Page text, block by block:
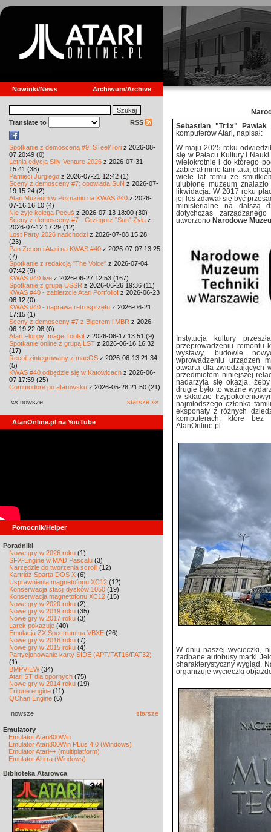
Nowinki/News Archiwum/Archive
Translate to RSS
Spotkanie z demosceną #9: STeel/Tori z 2026-08-
07 20:49 (0)
Letnia edycja Silly Venture 2026 z 2026-07-31
15:41 (38)
Pamięci Jurgiego z 2026-07-21 12:42 (1)
Sceny z demosceny #7: opowiada SuN z 2026-07-
19 15:24 (2)
Atari Muzeum w Poznaniu na KWAS #40 z 2026-
07-16 16:10 (4)
Nie żyje kolega Pecuś z 2026-07-13 18:00 (30)
Sceny z demosceny #7 - Grzegorz "Sun" Żyła z
2026-07-12 17:29 (12)
Lost Party 2026 nadchodzi z 2026-07-08 15:28
(23)
Pan Zenon i Atari na KWAS #40 z 2026-07-07 13:25
(7)
Spotkanie z redakcją "The Voice" z 2026-07-04
07:42 (9)
KWAS #40 live z 2026-06-27 12:53 (167)
Spotkanie z grupą USSR z 2026-06-26 19:36 (11)
KWAS #40 - zabierzcie Atari Portfolio! z 2026-06-23
08:12 (0)
KWAS #40 - naprawa retrosprzętu z 2026-06-21
17:15 (1)
Sceny z demosceny #7 z Bigerem i MBR z 2026-
06-19 22:08 (0)
Atari Floppy Image Toolkit z 2026-06-17 13:51 (9)
Spotkanie online z grupą LST z 2026-06-16 16:32
(17)
Recoil zintegrowany z macOS z 2026-06-13 21:34
(5)
KWAS #40 odbędzie się w Katowicach z 2026-06-
07 17:59 (25)
Commodore po atarowsku z 2026-05-28 21:50 (21)
«« nowsze starsze »»
AtariOnline.pl na YouTube
Pomocnik/Helper
Poradniki
Nowe gry w 2026 roku (1)
SFX-Engine w MAD Pascalu (3)
Narzędzie do tworzenia scrolli (12)
Kartridż Sparta DOS X (6)
Usprawnienia magnetofonu XC12 (12)
Konserwacja stacji dysków 1050 (19)
Konserwacja magnetofonu XC12 (15)
Nowe gry w 2020 roku (2)
Nowe gry w 2019 roku (35)
Nowe gry w 2017 roku (3)
Larek pokazuje (40)
Emulacja ZX Spectrum na VBXE (26)
Nowe gry w 2016 roku (7)
Nowe gry w 2015 roku (4)
Partycjonowanie karty SIDE (APT/FAT16/FAT32)
(1)
BMPVIEW(34)
Atari ST dla opornych (75)
Nowe gry w 2014 roku (19)
Tritone engine (11)
QChan Engine (6)
nowsze starsze
Emulatory
Emulator Atari800Win
Emulator Atari800Win PLus 4.0 (Windows)
Emulator Atari++ (multiplatform)
Emulator Altirra (Windows)
Biblioteka Atarowca
Sebastian "Tr1x" Pawlak
komputerów Atari, napisał:
W maju 2025 roku
się w Pałacu Kultury i
wielokrotnie i do którego
zabierał mnie tam tata,
wiele lat temu ze
ulubione muzeum
likwidacja. W 2017 roku
jej los zdawał się być
ministerialne na dalszą
dotychczas
utworzono Narodowe
Instytucja kultury
przeprowadzeniu remontu
wystawy, budowie
wprowadzeniu urządzeń
otwarta dla zwiedzających
przedmiotem niniejszej
nadarzyła się okazja,
drugie było to ważne
w składzie
najmłodszego członka
eksponaty z różnych
komputerach, które
AtariOnline.pl.
W dniu naszej wycieczki,
zadbane autobusy marki
charakterystyczny wygląd.
organizuje wycieczki